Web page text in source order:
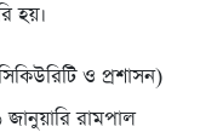
হয়।
ও প্রশাসন)
রামপাল